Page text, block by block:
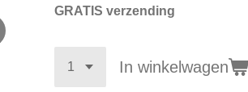
GRATIS verzending
In winkelwagen